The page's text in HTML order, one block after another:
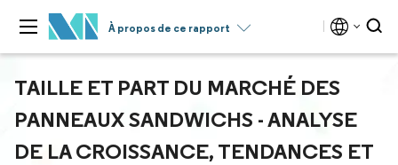
À propos de ce rapport
TAILLE ET PART DU MARCHÉ DES
PANNEAUX SANDWICHS - ANALYSE
DE LA CROISSANCE, TENDANCES ET